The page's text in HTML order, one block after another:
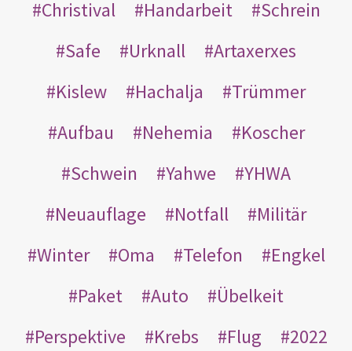
Christival Handarbeit
Schrein
Safe
Urknall
Artaxerxes
Kislew
Hachalja
Trümmer
Aufbau
Nehemia
Koscher
Schwein
Yahwe
YHWA
Neuauflage
Notfall
Militär
Winter
Oma Telefon
Engkel
Paket
Auto
Übelkeit
Perspektive
Krebs Flug
2022